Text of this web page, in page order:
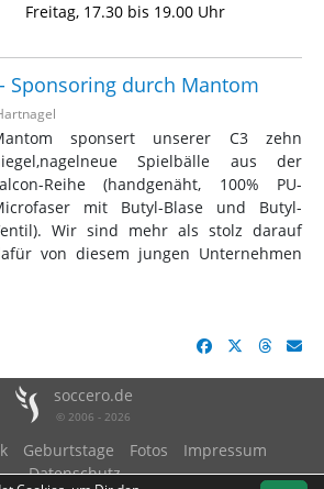
Freitag, 17.30 bis 19.00 Uhr
Sponsoring durch Mantom
sponsert unserer C3 zehn
Spielbälle aus der
Reihe (handgenäht, 100% PU-
mit Butyl-Blase und Butyl-
Wir sind mehr als stolz darauf
von diesem jungen Unternehmen
soccero.de
© 2006 - 2026
Geburtstage Fotos
Impressum
Datenschutz